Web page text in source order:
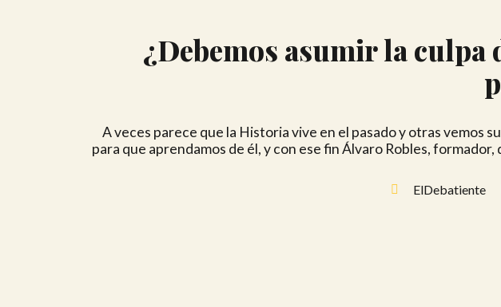
¿Debemos asumir la culpa
A veces parece que la Historia vive en el pasado y otras vemos
para que aprendamos de él, y con ese fin Álvaro Robles,
ElDebatiente